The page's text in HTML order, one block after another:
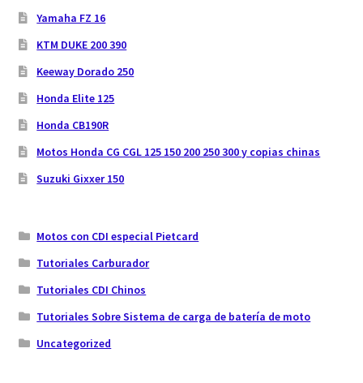
Yamaha FZ 16
KTM DUKE 200 390
Keeway Dorado 250
Honda Elite 125
Honda CB190R
Motos Honda CG CGL 125 150 200 250 300 y copias chinas
Suzuki Gixxer 150
Motos con CDI especial Pietcard
Tutoriales Carburador
Tutoriales CDI Chinos
Tutoriales Sobre Sistema de carga de batería de moto
Uncategorized